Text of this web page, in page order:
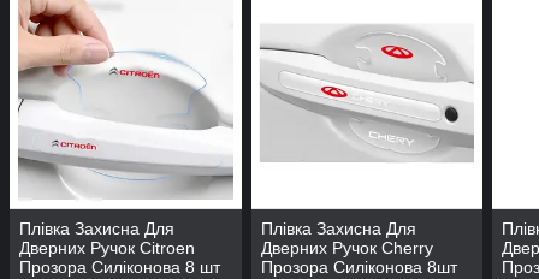
Плівка Захисна Для
Дверних Ручок Citroen
Прозора Силіконова 8 шт
Плівка Захисна Для
Дверних Ручок Cherry
Прозора Силіконова 8шт